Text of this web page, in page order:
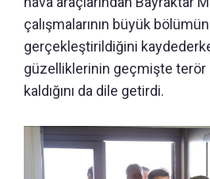
çalışmalarının büyük
gerçekleştirildiğini
güzelliklerinin geçmişte terör
kaldığını da dile getirdi.